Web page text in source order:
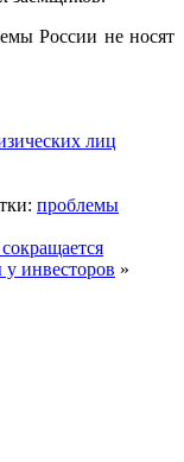
России не носят
лиц
проблемы
инвесторов »